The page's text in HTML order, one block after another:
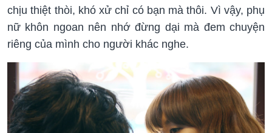
chịu thiệt thòi, khó xử chỉ có bạn mà thôi. Vì vậy, phụ
nữ khôn ngoan nên nhớ đừng dại mà đem chuyện
riêng của mình cho người khác nghe.